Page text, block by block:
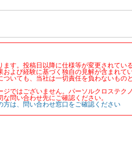
す。投稿日以降に仕様等が変更されてい
よび経験に基づく独自の見解が含まれて
いても、当社は一切責任を負わないもの
ではございません。パーソルクロステク
問い合わせ先にご確認ください。
方は、問い合わせ窓口をご確認ください